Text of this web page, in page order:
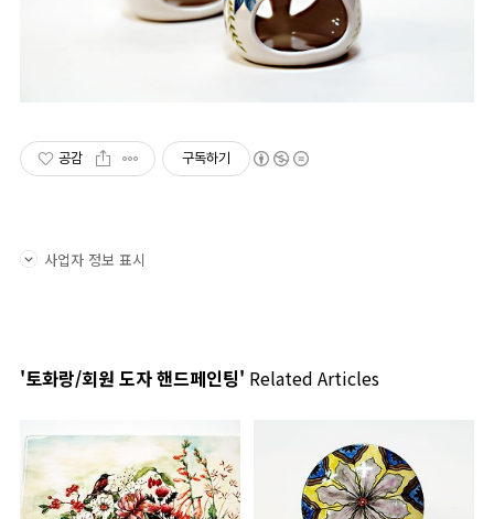
공감 구독하기
사업자 정보 표시
'토화랑/회원 도자 핸드페인팅' Related Articles